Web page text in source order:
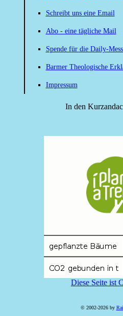
Schreibt uns eine Email
Abo - eine tägliche Mail
Spende für die Daily-
Barmer Theologische
Impressum
In den
Diese Seite ist
© 2002-2026 by